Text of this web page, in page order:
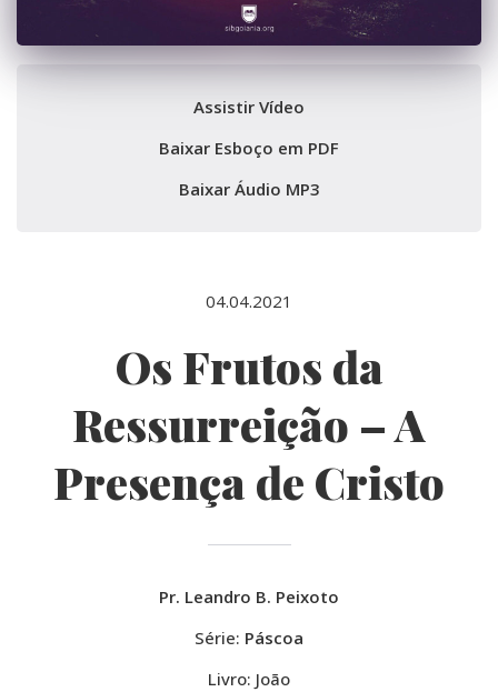
Assistir Vídeo
Baixar Esboço em PDF
Baixar Áudio MP3
04.04.2021
Os Frutos da
Ressurreição – A
Presença de Cristo
Pr. Leandro B. Peixoto
Série: Páscoa
Livro: João